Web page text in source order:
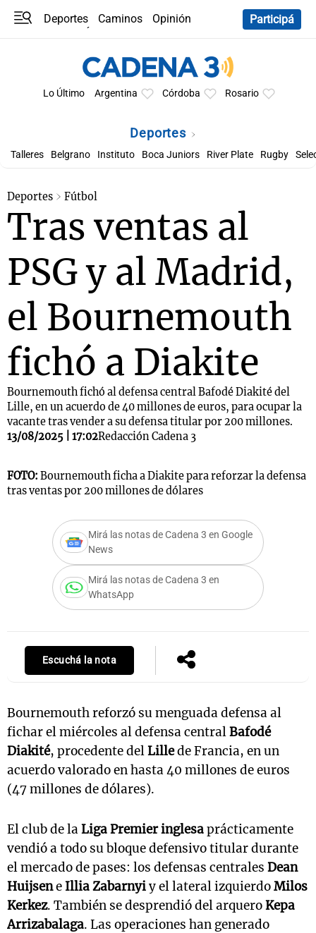
Deportes Caminos
Opinión
Participá
Lo Último Argentina Córdoba Rosario
Deportes
Talleres Belgrano Instituto Boca Juniors River Plate Rugby
Deportes Fútbol
Tras ventas al
PSG y al Madrid,
el Bournemouth
fichó a Diakite
Bournemouth fichó al defensa central Bafodé Diakité del
Lille, en un acuerdo de 40 millones de euros, para ocupar la
vacante tras vender a su defensa titular por 200 millones.
13/08/2025 | 17:02Redacción Cadena 3
FOTO: Bournemouth ficha a Diakite para reforzar la defensa
tras ventas por 200 millones de dólares
Mirá las notas de Cadena 3 en Google
News
Mirá las notas de Cadena 3 en
WhatsApp
Escuchá la nota
Bournemouth reforzó su menguada defensa al
fichar el miércoles al defensa centralBafodé
Diakité, procedente delLillede Francia, en un
acuerdo valorado en hasta 40 millones de euros
(47 millones de dólares).
El club de laLiga Premier inglesaprácticamente
vendió a todo su bloque defensivo titular durante
el mercado de pases: los defensas centrales Dean
Huijsene Illia Zabarnyiy el lateral izquierdoMilos
Kerkez. También se desprendió del arqueroKepa
Arrizabalaga. Las operaciones han generado
Notas
Mundial 2026
La Sole en
Cadena 3